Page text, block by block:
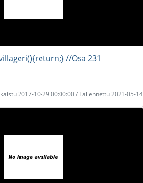
//Osa 231
2017-10-29 00:00:00 / Tallennettu 2021-05-14